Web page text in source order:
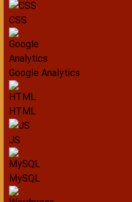
CSS
Google Analytics
HTML
JS
MySQL